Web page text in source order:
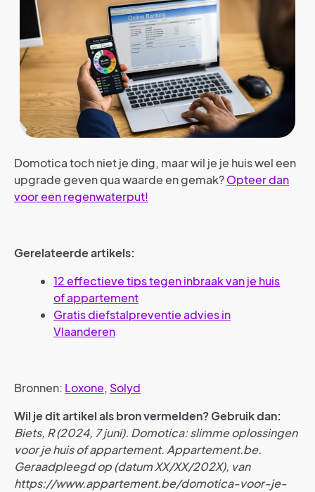
Domotica toch niet je ding, maar wil je je huis wel een
upgrade geven qua waarde en gemak?Opteer dan
voor een regenwaterput!
Gerelateerde artikels:
12 effectieve tips tegen inbraak van je huis
of appartement
Gratis diefstalpreventie advies in
Vlaanderen
Bronnen: Loxone, Solyd
Wil je dit artikel als bron vermelden? Gebruik dan:
Biets, R (2024, 7 juni). Domotica: slimme oplossingen
voor je huis of appartement. Appartement.be.
Geraadpleegd op (datum XX/XX/202X), van
https://www.appartement.be/domotica-voor-je-